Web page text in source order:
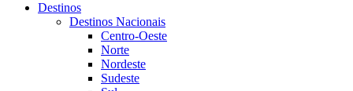
Destinos
Destinos Nacionais
Centro-Oeste
Norte
Nordeste
Sudeste